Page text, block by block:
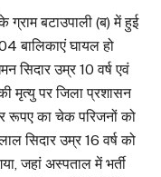
बटाउपाली (ब) में हुई
बालिकाएं घायल हो
सिदार उम्र 10 वर्ष एवं
मृत्यु पर जिला प्रशासन
रूपए का चेक परिजनों को
सिदार उम्र 16 वर्ष को
जहां अस्पताल में भर्ती